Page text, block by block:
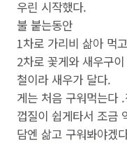
우린 시작했다.
불 붙는동안
1차로 가리비 삶아 먹고
2차로 꽃게와 새우구이
철이라 새우가 달다.
게는 처음 구워먹는다
껍질이 쉽게타서 조금
담엔 삶고 구워봐야겠